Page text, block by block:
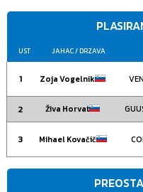
UST JAHAC/ DRZAVA
1 Zoja Vogelnik
2 Živa Horvat
3 Mihael Kovačič